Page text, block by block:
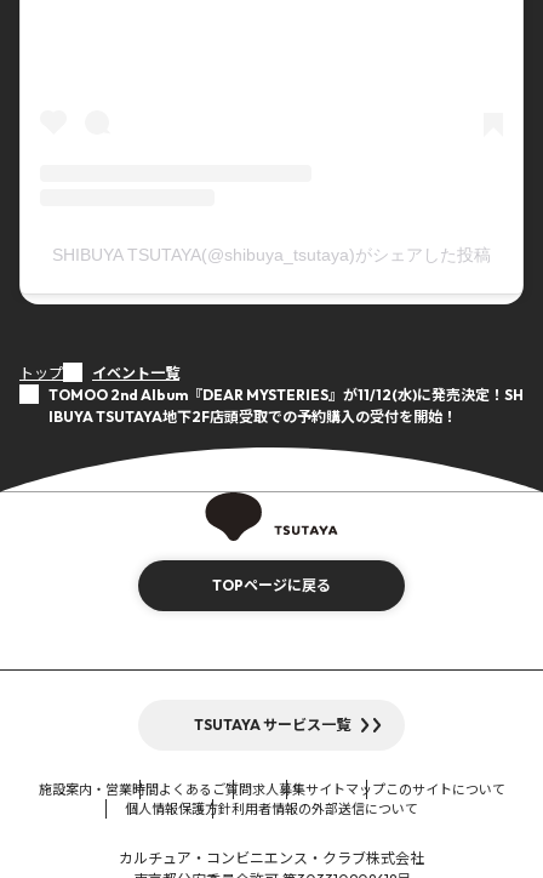
トップ
イベント一覧
TOMOO 2nd Album『DEAR MYSTERIES』が11/12(水)に発売決定！SH
IBUYA TSUTAYA地下2F店頭受取での予約購入の受付を開始！
SHIBUYA TSUTAYA(@shibuya_tsutaya)がシェアした投稿
TOPページに戻る
TSUTAYA サービス一覧
施設案内・営業時間よくあるご質問求人募集サイトマップこのサイトについて
個人情報保護方針利用者情報の外部送信について
カルチュア・コンビニエンス・クラブ株式会社